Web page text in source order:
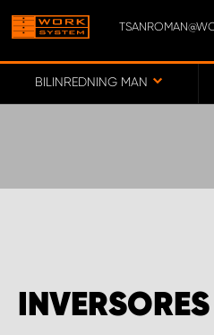
BILINREDNING MAN
INVERSORES
ENCUENTRE
CERCA